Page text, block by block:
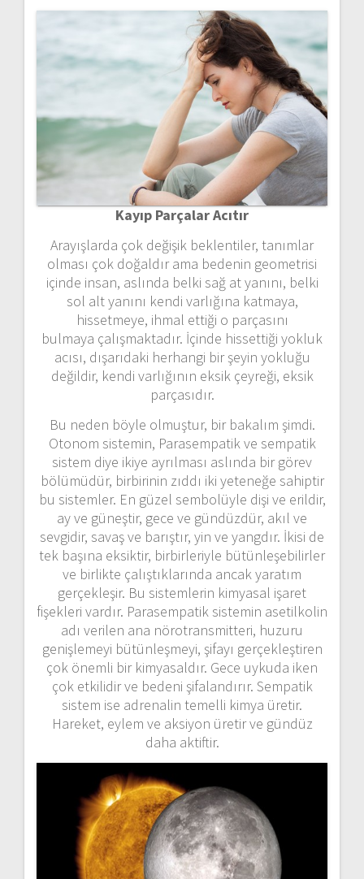
Kayıp Parçalar Acıtır
Arayışlarda çok değişik beklentiler, tanımlar
olması çok doğaldır ama bedenin geometrisi
içinde insan, aslında belki sağ at yanını, belki
sol alt yanını kendi varlığına katmaya,
hissetmeye, ihmal ettiği o parçasını
bulmaya çalışmaktadır. İçinde hissettiği yokluk
acısı, dışarıdaki herhangi bir şeyin yokluğu
değildir, kendi varlığının eksik çeyreği, eksik
parçasıdır.
Bu neden böyle olmuştur, bir bakalım şimdi.
Otonom sistemin, Parasempatik ve sempatik
sistem diye ikiye ayrılması aslında bir görev
bölümüdür, birbirinin zıddı iki yeteneğe sahiptir
bu sistemler. En güzel sembolüyle dişi ve erildir,
ay ve güneştir, gece ve gündüzdür, akıl ve
sevgidir, savaş ve barıştır, yin ve yangdır. İkisi de
tek başına eksiktir, birbirleriyle bütünleşebilirler
ve birlikte çalıştıklarında ancak yaratım
gerçekleşir. Bu sistemlerin kimyasal işaret
fişekleri vardır. Parasempatik sistemin asetilkolin
adı verilen ana nörotransmitteri, huzuru
genişlemeyi bütünleşmeyi, şifayı gerçekleştiren
çok önemli bir kimyasaldır. Gece uykuda iken
çok etkilidir ve bedeni şifalandırır. Sempatik
sistem ise adrenalin temelli kimya üretir.
Hareket, eylem ve aksiyon üretir ve gündüz
daha aktiftir.